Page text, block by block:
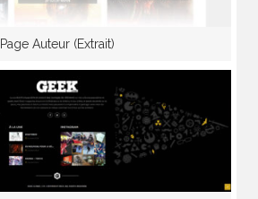
Page Auteur (Extrait)